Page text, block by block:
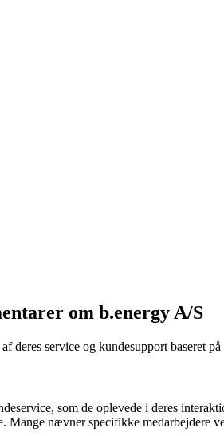
om b.energy A/S
service og kundesupport baseret
som de oplevede i deres
nævner specifikke medarbejdere